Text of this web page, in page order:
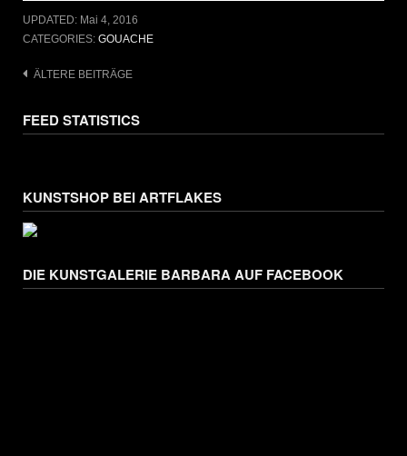
UPDATED: Mai 4, 2016
CATEGORIES: GOUACHE
Beitragsnavigation
ÄLTERE BEITRÄGE
FEED STATISTICS
KUNSTSHOP BEI ARTFLAKES
DIE KUNSTGALERIE BARBARA AUF FACEBOOK